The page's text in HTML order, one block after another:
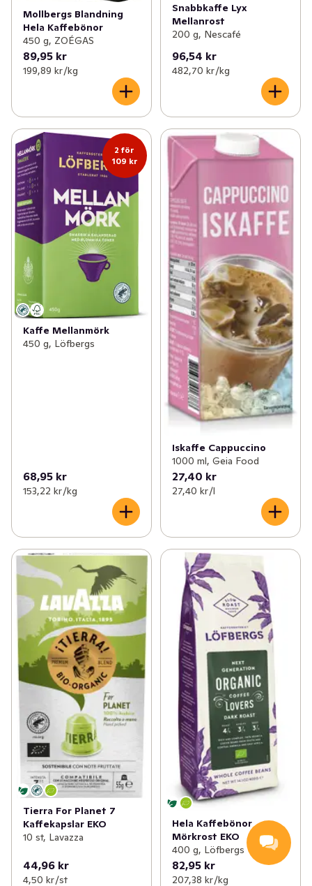
Mollbergs Blandning
Hela Kaffebönor
450 g, ZOÉGAS
89,95 kr
199,89 kr /kg
Snabbkaffe Lyx
Mellanrost
200 g, Nescafé
96,54 kr
482,70 kr /kg
2 för
109 kr
Kaffe Mellanmörk
450 g, Löfbergs
68,95 kr
153,22 kr /kg
Iskaffe Cappuccino
1000 ml, Geia Food
27,40 kr
27,40 kr /l
Tierra For Planet 7
Kaffekapslar EKO
10 st, Lavazza
44,96 kr
4,50 kr /st
Hela Kaffebönor
Mörkrost EKO
400 g, Löfbergs
82,95 kr
207,38 kr /kg